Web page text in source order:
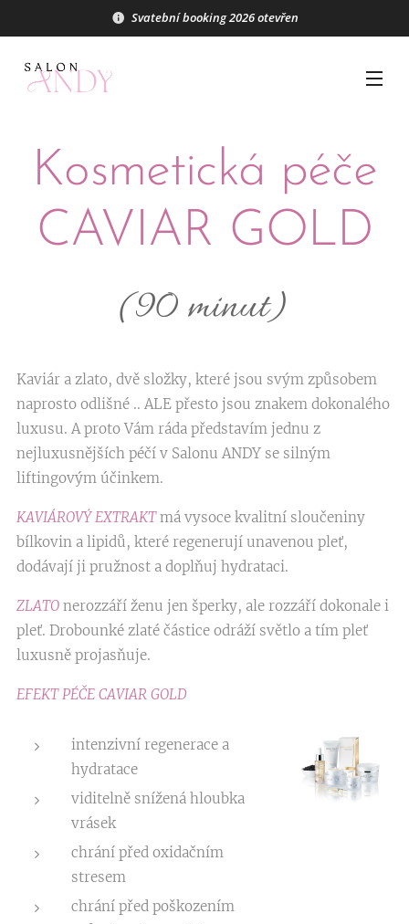
Svatební booking 2026 otevřen
Kosmetická péče
CAVIAR GOLD
(90 minut)
Kaviár a zlato, dvě složky, které jsou svým způsobem
naprosto odlišné .. ALE přesto jsou znakem dokonalého
luxusu. A proto Vám ráda představím jednu z
nejluxusnějších péčí v Salonu ANDY se silným
liftingovým účinkem.
KAVIÁROVÝ EXTRAKTmá vysoce kvalitní sloučeniny
bílkovin a lipidů, které regenerují unavenou pleť,
dodávají ji pružnost a doplňuj hydrataci.
ZLATO nerozzáří ženu jen šperky, ale rozzáří dokonale i
pleť. Drobounké zlaté částice odráží světlo a tím pleť
luxusně projasňuje.
EFEKT PÉČE CAVIAR GOLD
intenzivní regenerace a
hydratace
viditelně snížená hloubka
vrásek
chrání před oxidačním
stresem
chrání před poškozením